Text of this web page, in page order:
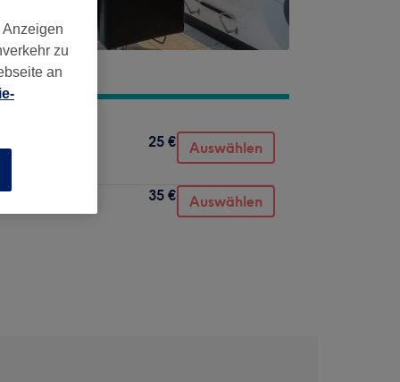
25 € Auswählen
35 € Auswählen
zu
an